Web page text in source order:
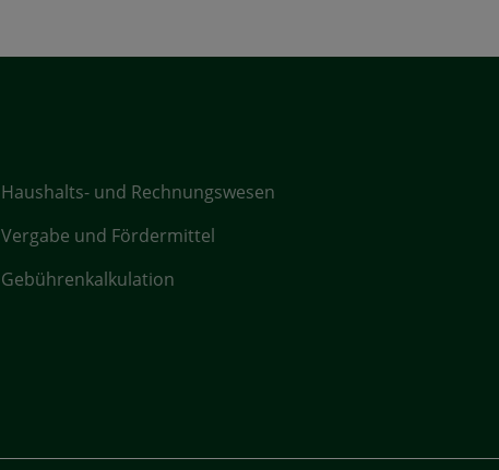
Haushalts- und Rechnungswesen
Vergabe und Fördermittel
Gebührenkalkulation